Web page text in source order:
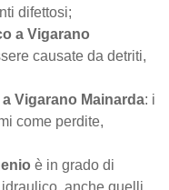
difettosi;
a Vigarano
causate da detriti,
Vigarano Mainarda: i
come perdite,
è in grado di